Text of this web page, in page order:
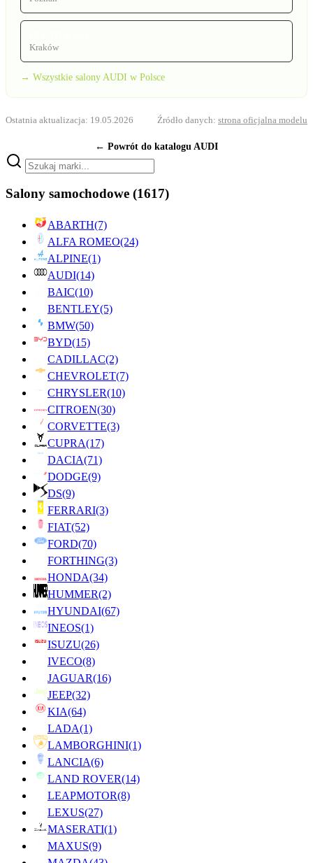
Kraków
→ Wszystkie salony AUDI w Polsce
Ostatnia aktualizacja: 19.05.2026 Źródło danych: strona oficjalna modelu
← Powrót do katalogu AUDI
Salony samochodowe (1617)
ABARTH(7)
ALFA ROMEO(24)
ALPINE(1)
AUDI(14)
BAIC(10)
BENTLEY(5)
BMW(50)
BYD(15)
CADILLAC(2)
CHEVROLET(7)
CHRYSLER(10)
CITROEN(30)
CORVETTE(3)
CUPRA(17)
DACIA(71)
DODGE(9)
DS(9)
FERRARI(3)
FIAT(52)
FORD(70)
FORTHING(3)
HONDA(34)
HUMMER(2)
HYUNDAI(67)
INEOS(1)
ISUZU(26)
IVECO(8)
JAGUAR(16)
JEEP(32)
KIA(64)
LADA(1)
LAMBORGHINI(1)
LANCIA(6)
LAND ROVER(14)
LEAPMOTOR(8)
LEXUS(27)
MASERATI(1)
MAXUS(9)